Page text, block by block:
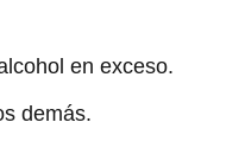
en exceso.
demás.